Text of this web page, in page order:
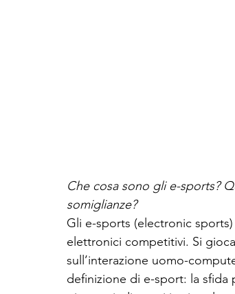
Che cosa sono gli e-sports?
somiglianze?
Gli e-sports (electronic
elettronici competitivi. Si
sull’interazione uomo-
definizione di e-sport: la sfida